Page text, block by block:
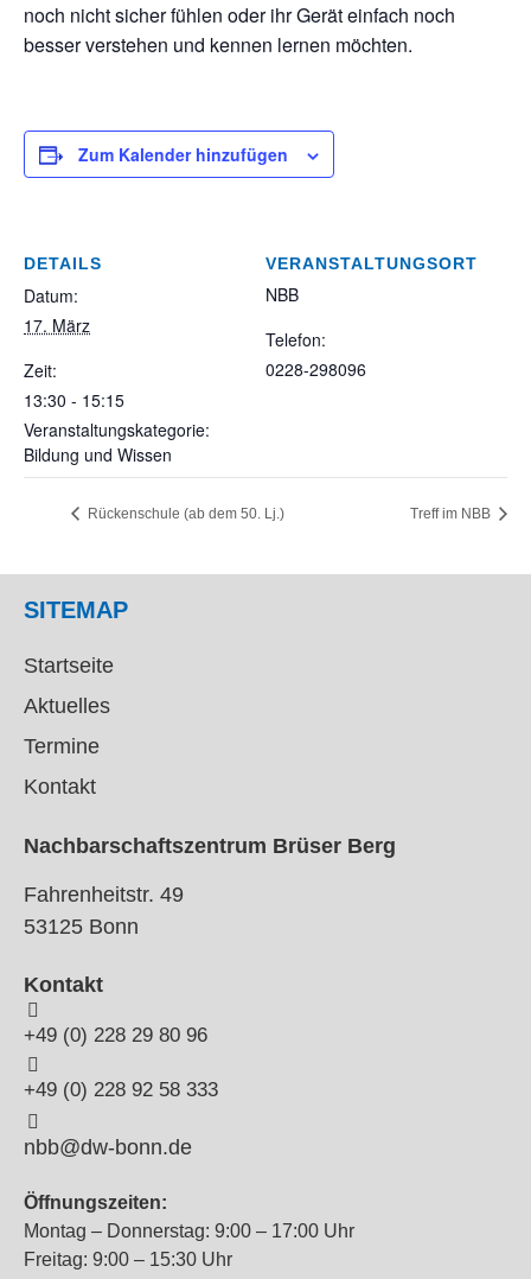
noch nicht sicher fühlen oder ihr Gerät einfach noch
besser verstehen und kennen lernen möchten.
Zum Kalender hinzufügen
DETAILS
Datum:
17. März
Zeit:
13:30 - 15:15
Veranstaltungskategorie:
Bildung und Wissen
VERANSTALTUNGSORT
NBB
Telefon:
0228-298096
Rückenschule (ab dem 50. Lj.) Treff im NBB
SITEMAP
Startseite
Aktuelles
Termine
Kontakt
Nachbarschaftszentrum Brüser Berg
Fahrenheitstr. 49
53125 Bonn
Kontakt
+49 (0) 228 29 80 96
+49 (0) 228 92 58 333
nbb@dw-bonn.de
Öffnungszeiten:
Montag – Donnerstag: 9:00 – 17:00 Uhr
Freitag: 9:00 – 15:30 Uhr